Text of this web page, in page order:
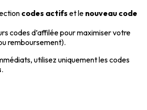
codes actifs et le nouveau code
codes d’affilée pour maximiser votre
remboursement).
utilisez uniquement les codes
.